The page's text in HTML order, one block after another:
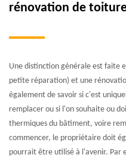
rénovation de
Une distinction générale est faite
petite réparation) et une
également de savoir si c'est
remplacer ou si l'on souhaite ou
thermiques du bâtiment, voire
commencer, le propriétaire doit
pourrait être utilisé à l'avenir. Par